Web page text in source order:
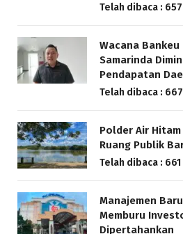
Telah dibaca :
Wacana Bankeu
Samarinda
Pendapatan
Telah dibaca :
Polder Air
Ruang Publik
Telah dibaca : 661
Manajemen
Memburu
Dipertahankan